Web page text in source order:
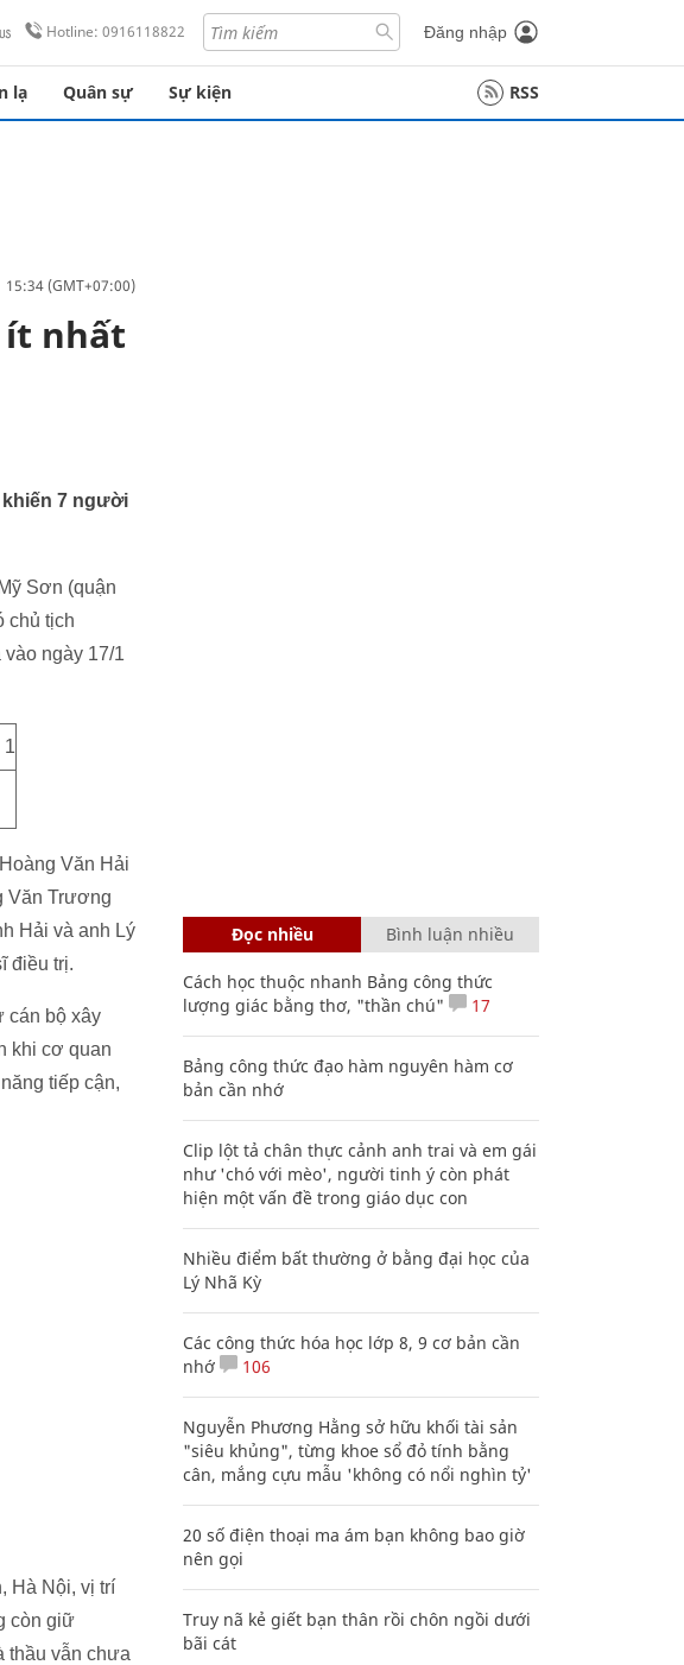
Hotline: 0916118822 Đăng nhập
lạ Quân sự Sự kiện RSS
(GMT+07:00)
ít nhất
khiến 7 người
Sơn (quận
chủ tịch
ngày 17/1
Văn Hải
Văn Trương
Hải và anh Lý
điều trị.
cán bộ xây
khi cơ quan
tiếp cận,
Hà Nội, vị trí
còn giữ
thầu vẫn chưa
Đọc nhiều Bình luận nhiều
Cách học thuộc nhanh Bảng công thức
lượng giác bằng thơ, "thần chú"
17
Bảng công thức đạo hàm nguyên hàm cơ
bản cần nhớ
Clip lột tả chân thực cảnh anh trai và em gái
như 'chó với mèo', người tinh ý còn phát
hiện một vấn đề trong giáo dục con
Nhiều điểm bất thường ở bằng đại học của
Lý Nhã Kỳ
Các công thức hóa học lớp 8, 9 cơ bản cần
nhớ
106
Nguyễn Phương Hằng sở hữu khối tài sản
"siêu khủng", từng khoe sổ đỏ tính bằng
cân, mắng cựu mẫu 'không có nổi nghìn tỷ'
20 số điện thoại ma ám bạn không bao giờ
nên gọi
Truy nã kẻ giết bạn thân rồi chôn ngồi dưới
bãi cát